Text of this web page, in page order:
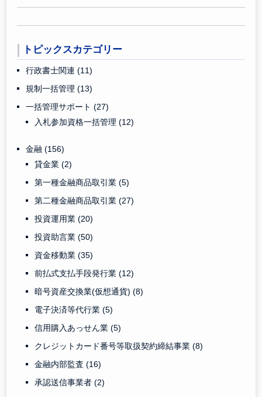
トピックスカテゴリー
行政書士関連(11)
規制一括管理(13)
一括管理サポート(27)
入札参加資格一括管理(12)
金融(156)
貸金業(2)
第一種金融商品取引業(5)
第二種金融商品取引業(27)
投資運用業(20)
投資助言業(50)
資金移動業(35)
前払式支払手段発行業(12)
暗号資産交換業(仮想通貨)(8)
電子決済等代行業(5)
信用購入あっせん業(5)
クレジットカード番号等取扱契約締結事業(8)
金融内部監査(16)
承認送信事業者(2)